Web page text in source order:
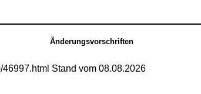
Änderungsvorschriften
Stand vom 08.08.2026